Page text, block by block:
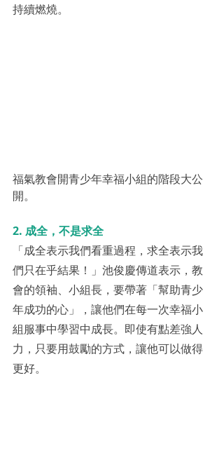
持續燃燒。
福氣教會開青少年幸福小組的階段大公
開。
2. 成全，不是求全
「成全表示我們看重過程，求全表示我
們只在乎結果！」池俊慶傳道表示，教
會的領袖、小組長，要帶著「幫助青少
年成功的心」，讓他們在每一次幸福小
組服事中學習中成長。即使有點差強人
力，只要用鼓勵的方式，讓他可以做得
更好。